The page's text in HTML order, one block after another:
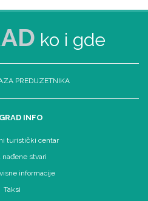
ko i gde
PREDUZETNIKA
INFO
turistički centar
nađene stvari
informacije
Taksi